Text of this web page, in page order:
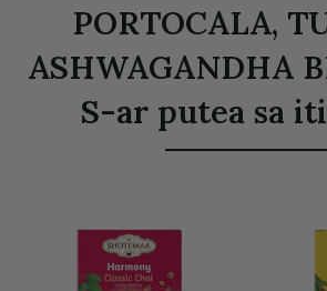
PORTOCALA,
ASHWAGANDHA
S-ar putea sa